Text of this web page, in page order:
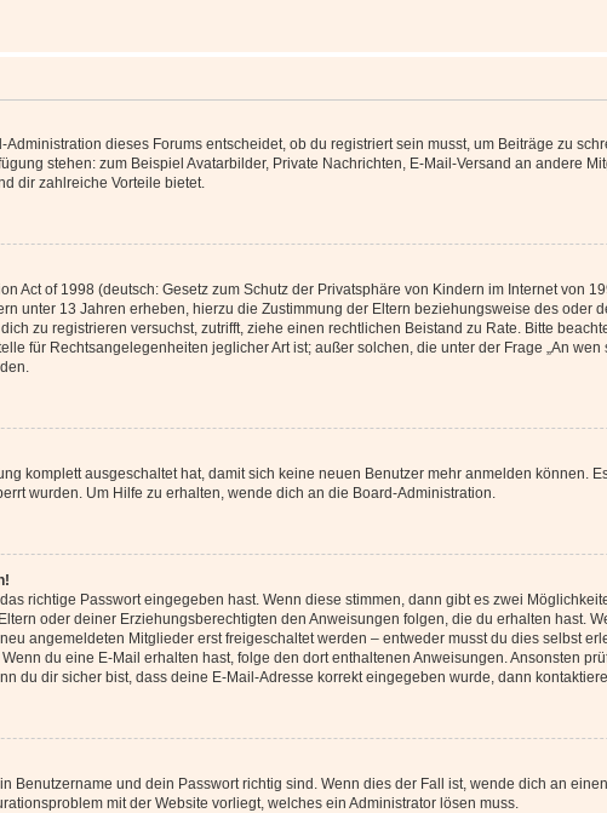
dieses Forums entscheidet, ob du registriert sein musst, um Beiträge zu
stehen: zum Beispiel Avatarbilder, Private Nachrichten, E-Mail-Versand an andere
dir zahlreiche Vorteile bietet.
Act of 1998 (deutsch: Gesetz zum Schutz der Privatsphäre von Kindern im Internet von
unter 13 Jahren erheben, hierzu die Zustimmung der Eltern beziehungsweise des oder
zu registrieren versuchst, zutrifft, ziehe einen rechtlichen Beistand zu Rate. Bitte
für Rechtsangelegenheiten jeglicher Art ist; außer solchen, die unter der Frage „An
komplett ausgeschaltet hat, damit sich keine neuen Benutzer mehr anmelden können.
wurden. Um Hilfe zu erhalten, wende dich an die Board-Administration.
richtige Passwort eingegeben hast. Wenn diese stimmen, dann gibt es zwei
oder deiner Erziehungsberechtigten den Anweisungen folgen, die du erhalten hast.
angemeldeten Mitglieder erst freigeschaltet werden – entweder musst du dies selbst
du eine E-Mail erhalten hast, folge den dort enthaltenen Anweisungen. Ansonsten
du dir sicher bist, dass deine E-Mail-Adresse korrekt eingegeben wurde, dann
Benutzername und dein Passwort richtig sind. Wenn dies der Fall ist, wende dich an
mit der Website vorliegt, welches ein Administrator lösen muss.